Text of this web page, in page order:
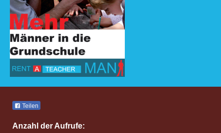
Teilen
Anzahl der Aufrufe: